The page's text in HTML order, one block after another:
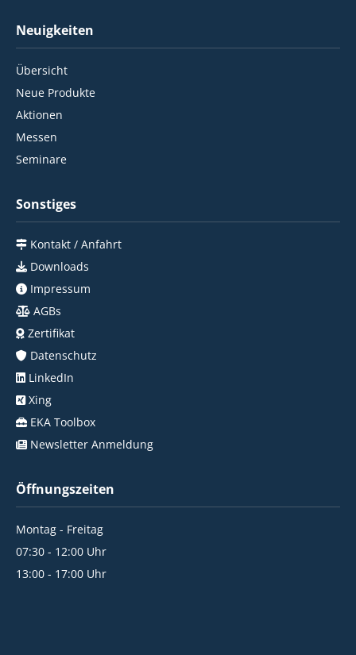
Neuigkeiten
Übersicht
Neue Produkte
Aktionen
Messen
Seminare
Sonstiges
Kontakt / Anfahrt
Downloads
Impressum
AGBs
Zertifikat
Datenschutz
LinkedIn
Xing
EKA Toolbox
Newsletter Anmeldung
Öffnungszeiten
Montag - Freitag
07:30 - 12:00 Uhr
13:00 - 17:00 Uhr